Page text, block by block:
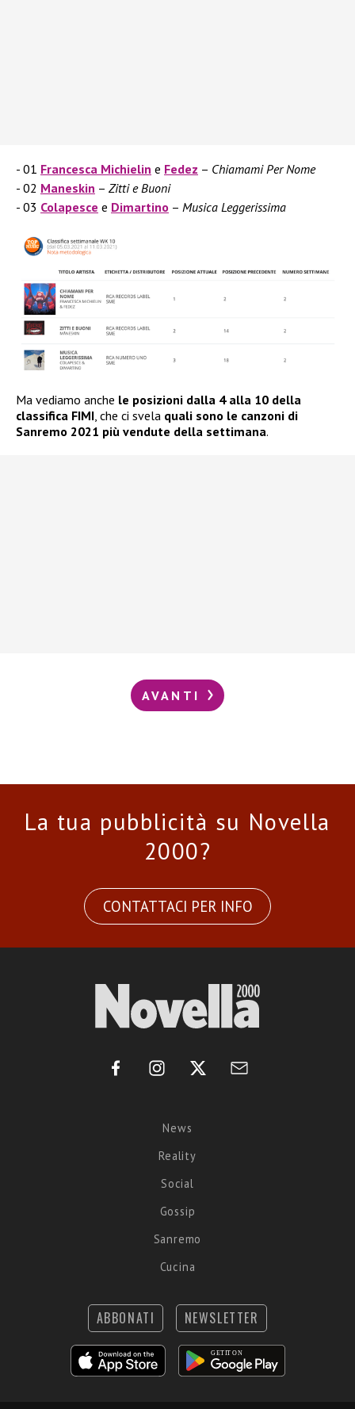
01 Francesca Michielin e Fedez – Chiamami Per Nome
02 Maneskin – Zitti e Buoni
03 Colapesce e Dimartino – Musica Leggerissima
Ma vediamo anche le posizioni dalla 4 alla 10 della
classifica FIMI, che ci svela quali sono le canzoni di
Sanremo 2021 più vendute della settimana.
AVANTI
La tua pubblicità su Novella
2000?
CONTATTACI PER INFO
News
Reality
Social
Gossip
Sanremo
Cucina
ABBONATI NEWSLETTER